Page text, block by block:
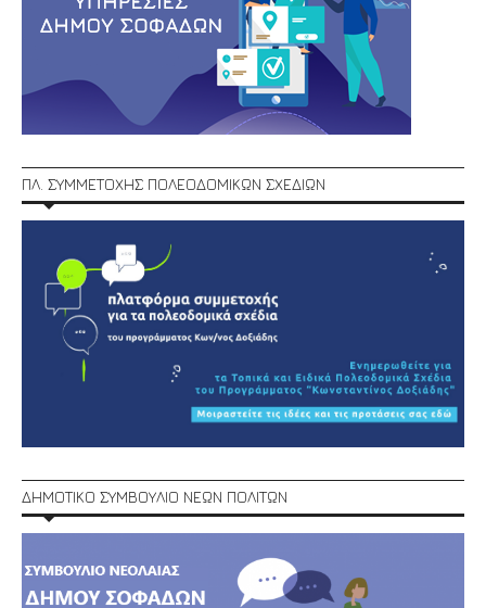
ΠΛ. ΣΥΜΜΕΤΟΧΗΣ ΠΟΛΕΟΔΟΜΙΚΩΝ ΣΧΕΔΙΩΝ
ΔΗΜΟΤΙΚΟ ΣΥΜΒΟΥΛΙΟ ΝΕΩΝ ΠΟΛΙΤΩΝ